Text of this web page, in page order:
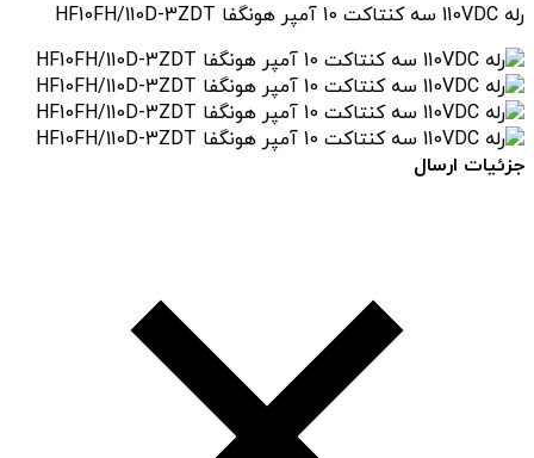
رله 110VDC سه کنتاکت 10 آمپر هونگفا HF10FH/110D-3ZDT
جزئیات ارسال